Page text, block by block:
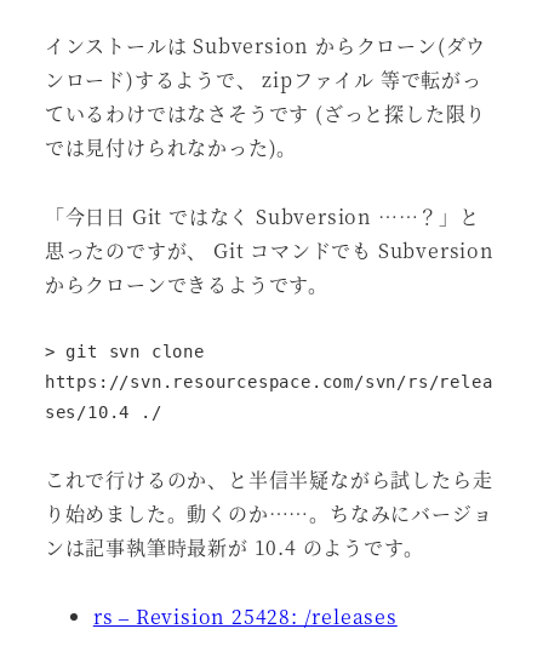
インストールは Subversion からクローン(ダウ
ンロード)するようで、 zipファイル 等で転がっ
ているわけではなさそうです (ざっと探した限り
では見付けられなかった)。
「今日日 Git ではなく Subversion ……？」と
思ったのですが、 Git コマンドでも Subversion
からクローンできるようです。
> git svn clone
https://svn.resourcespace.com/svn/rs/relea
ses/10.4 ./
これで行けるのか、と半信半疑ながら試したら走
り始めました。動くのか……。ちなみにバージョ
ンは記事執筆時最新が 10.4 のようです。
rs – Revision 25428: /releases